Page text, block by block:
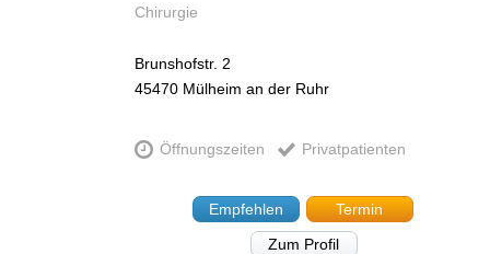
Chirurgie
Brunshofstr. 2
45470 Mülheim an der Ruhr
Öffnungszeiten Privatpatienten
Empfehlen
Termin
Zum Profil